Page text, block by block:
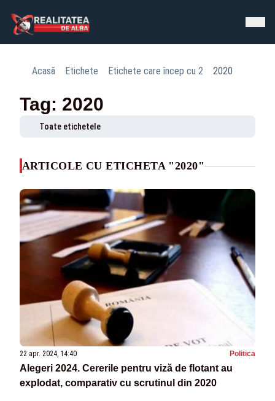
Acasă Etichete Etichete care încep cu 2 2020
Tag: 2020
Toate etichetele
ARTICOLE CU ETICHETA "2020"
22 apr. 2024, 14:40 Politica
Alegeri 2024. Cererile pentru viză de flotant au
explodat, comparativ cu scrutinul din 2020